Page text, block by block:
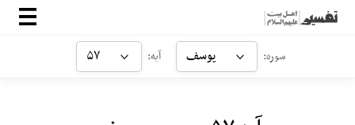
صفحه‌اصلی
سوره: یوسف آیه: ۵۷